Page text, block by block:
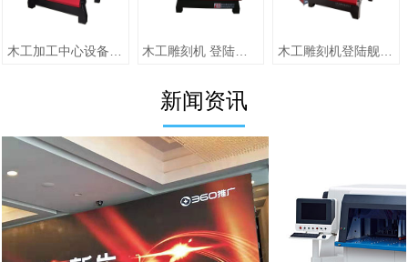
木工雕刻机登陆舰系列 ZMD-1618A
新闻资讯